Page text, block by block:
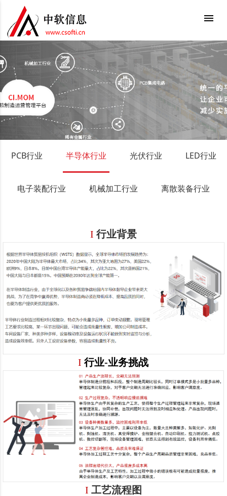
menu
PCB行业 半导体行业 光伏行业 LED行业
电子装配行业 机械加工行业 离散装备行业
I 行业背景
I行业-业务挑战
I 工艺流程图